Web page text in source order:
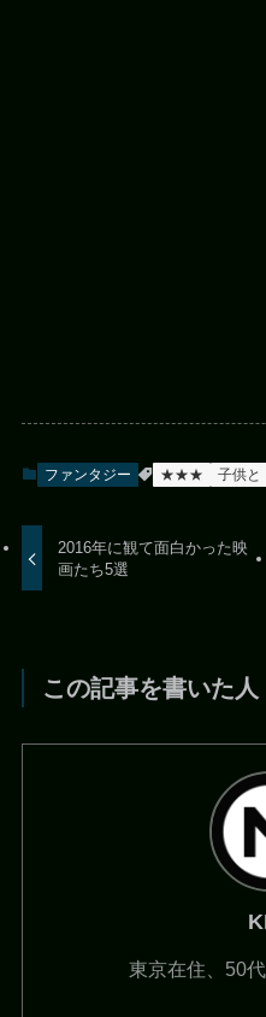
ファンタジー ★★★ 子供と
2016年に観て面白かった映
画たち5選
この記事を書いた人
東京在住、50